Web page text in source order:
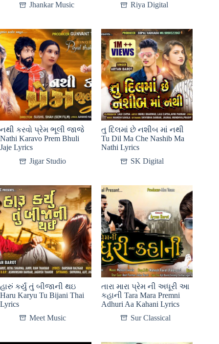
Jhankar Music
Riya Digital
નથી કરવો પ્રેમ ભૂલી જાજે
Nathi Karavo Prem Bhuli
Jaje Lyrics
Jigar Studio
તુ દિલમાં છે નશીબ માં નથી
Tu Dil Ma Che Nashib Ma
Nathi Lyrics
SK Digital
હારું કર્યું તું બીજાની થઇ
Haru Karyu Tu Bijani Thai
Lyrics
Meet Music
તારા મારા પ્રેમ ની અધૂરી આ
કહાની Tara Mara Premni
Adhuri Aa Kahani Lyrics
Sur Classical